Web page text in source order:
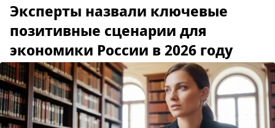
Эксперты назвали ключевые
позитивные сценарии для
экономики России в 2026 году